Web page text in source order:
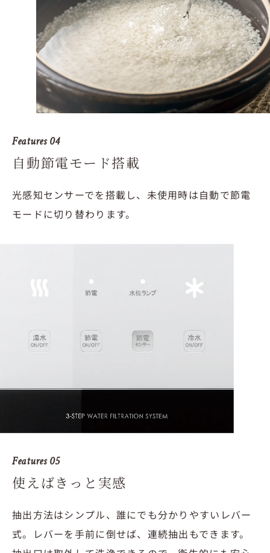
Features 04
自動節電モード搭載
光感知センサーでを搭載し、未使用時は自動で節電
モードに切り替わります。
Features 05
使えばきっと実感
抽出方法はシンプル、誰にでも分かりやすいレバー
式。レバーを手前に倒せば、連続抽出もできます。